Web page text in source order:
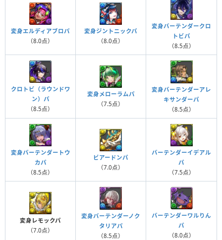
変身エルディアブロパ
（8.0点）
変身ジントニックパ
（8.0点）
変身バーテンダークロ
トビパ
（8.5点）
クロトビ（ラウンドワ
ン）パ
（8.5点）
変身メローラムパ
（7.5点）
変身バーテンダーアレ
キサンダーパ
（8.5点）
変身バーテンダートウ
カパ
（8.5点）
ビアードンパ
（7.0点）
バーテンダーイデアル
パ
（7.5点）
変身レモックパ
（7.0点）
変身バーテンダーノク
タリアパ
（8.5点）
バーテンダーワルりん
パ
（8.0点）